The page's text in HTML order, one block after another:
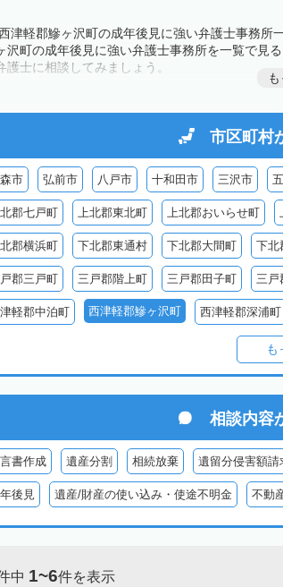
津軽郡鰺ヶ沢町の成年後見に強い弁護士事務
沢町の成年後見に強い弁護士事務所を一覧で見
護士に相談してみましょう。
市区町村
市 弘前市 八戸市 十和田市 三沢市
郡七戸町 上北郡東北町 上北郡おいらせ町
郡横浜町 下北郡東通村 下北郡大間町 下北
郡三戸町 三戸郡階上町 三戸郡田子町 三戸
軽郡中泊町 西津軽郡鰺ヶ沢町 西津軽郡深浦町
東津軽郡蓬田村
も
相談内容
書作成 遺産分割 相続放棄 遺留分侵害額請
後見 遺産/財産の使い込み・使途不明金 不動
中 1~6件を表示